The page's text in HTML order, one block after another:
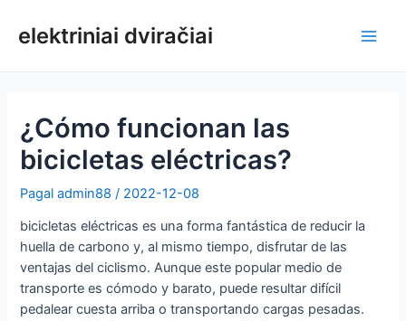
prieelektriniai dviračiai
¿Cómo funcionan las
bicicletas eléctricas?
Pagaladmin88/ 2022-12-08
bicicletas eléctricas es una forma fantástica de reducir la
huella de carbono y, al mismo tiempo, disfrutar de las
ventajas del ciclismo. Aunque este popular medio de
transporte es cómodo y barato, puede resultar difícil
pedalear cuesta arriba o transportando cargas pesadas.